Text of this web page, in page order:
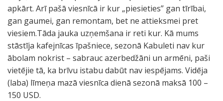
apkārt. Arī pašā viesnīcā ir kur „piesieties” gan tīrībai,
gan gaumei, gan remontam, bet ne attieksmei pret
viesiem.Tāda jauka uzņemšana ir reti kur. Kā mums
stāstīja kafejnīcas īpašniece, sezonā Kabuleti nav kur
ābolam nokrist – sabrauc azerbedžāni un armēni, paši
vietējie tā, ka brīvu istabu dabūt nav iespējams. Vidēja
(laba) līmeņa mazā viesnīca dienā sezonā maksā 100 –
150 USD.